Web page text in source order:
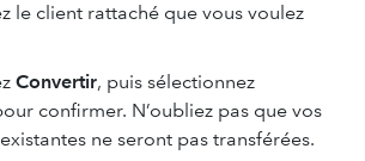
le client rattaché que vous voulez
Convertir, puis sélectionnez
confirmer. N’oubliez pas que vos
ne seront pas transférées.